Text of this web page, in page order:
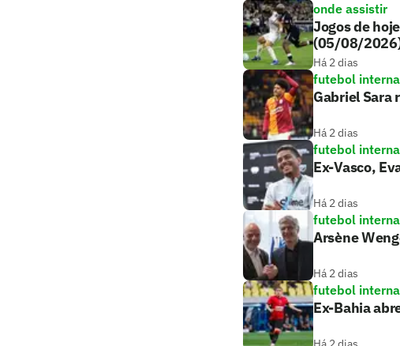
onde assistir
Jogos de
(05/08/
Há 2 dias
futebol
Gabriel Sara
Há 2 dias
futebol
Ex-Vasco,
Há 2 dias
futebol
Arsène
Há 2 dias
futebol
Ex-Bahia